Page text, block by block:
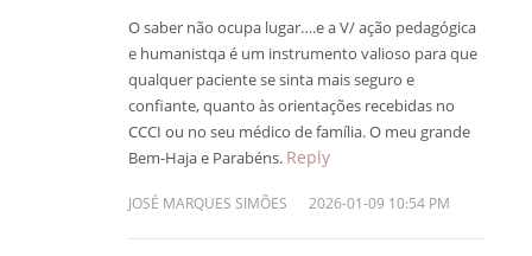
O saber não ocupa lugar….e a V/ ação pedagógica
e humanistqa é um instrumento valioso para que
qualquer paciente se sinta mais seguro e
confiante, quanto às orientações recebidas no
CCCI ou no seu médico de família. O meu grande
Bem-Haja e Parabéns. Reply
JOSÉ MARQUES SIMÕES 2026-01-09 10:54 PM